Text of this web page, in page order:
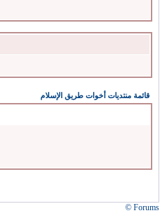
قائمة منتديات أخوات طريق الإسلام
Forums ©